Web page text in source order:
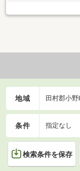
地域 田村郡小野
条件 指定なし
検索条件を保存